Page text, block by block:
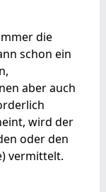
die
schon ein
aber auch
wird der
oder den
vermittelt.